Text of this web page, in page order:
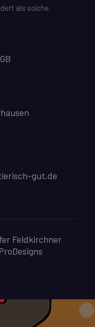
als solche
gut.de
Feldkirchner